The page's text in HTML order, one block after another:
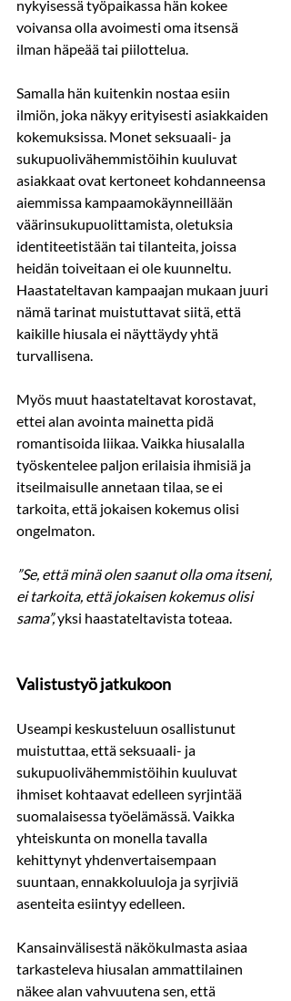
nykyisessä työpaikassa hän kokee
voivansa olla avoimesti oma itsensä
ilman häpeää tai piilottelua.
Samalla hän kuitenkin nostaa esiin
ilmiön, joka näkyy erityisesti asiakkaiden
kokemuksissa. Monet seksuaali- ja
sukupuolivähemmistöihin kuuluvat
asiakkaat ovat kertoneet kohdanneensa
aiemmissa kampaamokäynneillään
väärinsukupuolittamista, oletuksia
identiteetistään tai tilanteita, joissa
heidän toiveitaan ei ole kuunneltu.
Haastateltavan kampaajan mukaan juuri
nämä tarinat muistuttavat siitä, että
kaikille hiusala ei näyttäydy yhtä
turvallisena.
Myös muut haastateltavat korostavat,
ettei alan avointa mainetta pidä
romantisoida liikaa. Vaikka hiusalalla
työskentelee paljon erilaisia ihmisiä ja
itseilmaisulle annetaan tilaa, se ei
tarkoita, että jokaisen kokemus olisi
ongelmaton.
”Se, että minä olen saanut olla oma itseni,
ei tarkoita, että jokaisen kokemus olisi
sama”, yksi haastateltavista toteaa.
Valistustyö jatkukoon
Useampi keskusteluun osallistunut
muistuttaa, että seksuaali- ja
sukupuolivähemmistöihin kuuluvat
ihmiset kohtaavat edelleen syrjintää
suomalaisessa työelämässä. Vaikka
yhteiskunta on monella tavalla
kehittynyt yhdenvertaisempaan
suuntaan, ennakkoluuloja ja syrjiviä
asenteita esiintyy edelleen.
Kansainvälisestä näkökulmasta asiaa
tarkasteleva hiusalan ammattilainen
näkee alan vahvuutena sen, että